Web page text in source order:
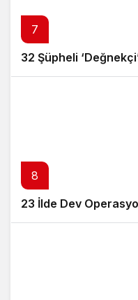
7
32 Şüpheli
8
23 İlde Dev